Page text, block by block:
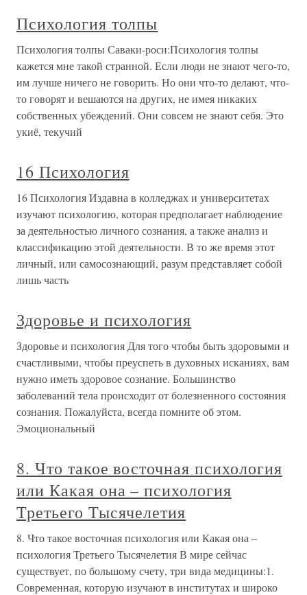
Психология толпы
Психология толпы Саваки-роси:Психология толпы
кажется мне такой странной. Если люди не знают чего-то,
им лучше ничего не говорить. Но они что-то делают, что-
то говорят и вешаются на других, не имея никаких
собственных убеждений. Они совсем не знают себя. Это
укиё, текучий
16 Психология
16 Психология Издавна в колледжах и университетах
изучают психологию, которая предполагает наблюдение
за деятельностью личного сознания, а также анализ и
классификацию этой деятельности. В то же время этот
личный, или самосознающий, разум представляет собой
лишь часть
Здоровье и психология
Здоровье и психология Для того чтобы быть здоровыми и
счастливыми, чтобы преуспеть в духовных исканиях, вам
нужно иметь здоровое сознание. Большинство
заболеваний тела происходит от болезненного состояния
сознания. Пожалуйста, всегда помните об этом.
Эмоциональный
8. Что такое восточная психология
или Какая она – психология
Третьего Тысячелетия
8. Что такое восточная психология или Какая она –
психология Третьего Тысячелетия В мире сейчас
существует, по большому счету, три вида медицины:1.
Современная, которую изучают в институтах и широко